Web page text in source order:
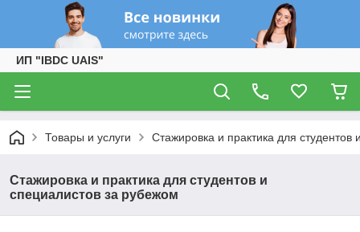
ИП "IBDC UAIS"
Товары и услуги Стажировка и практика для
Стажировка и практика для студентов и
специалистов за рубежом